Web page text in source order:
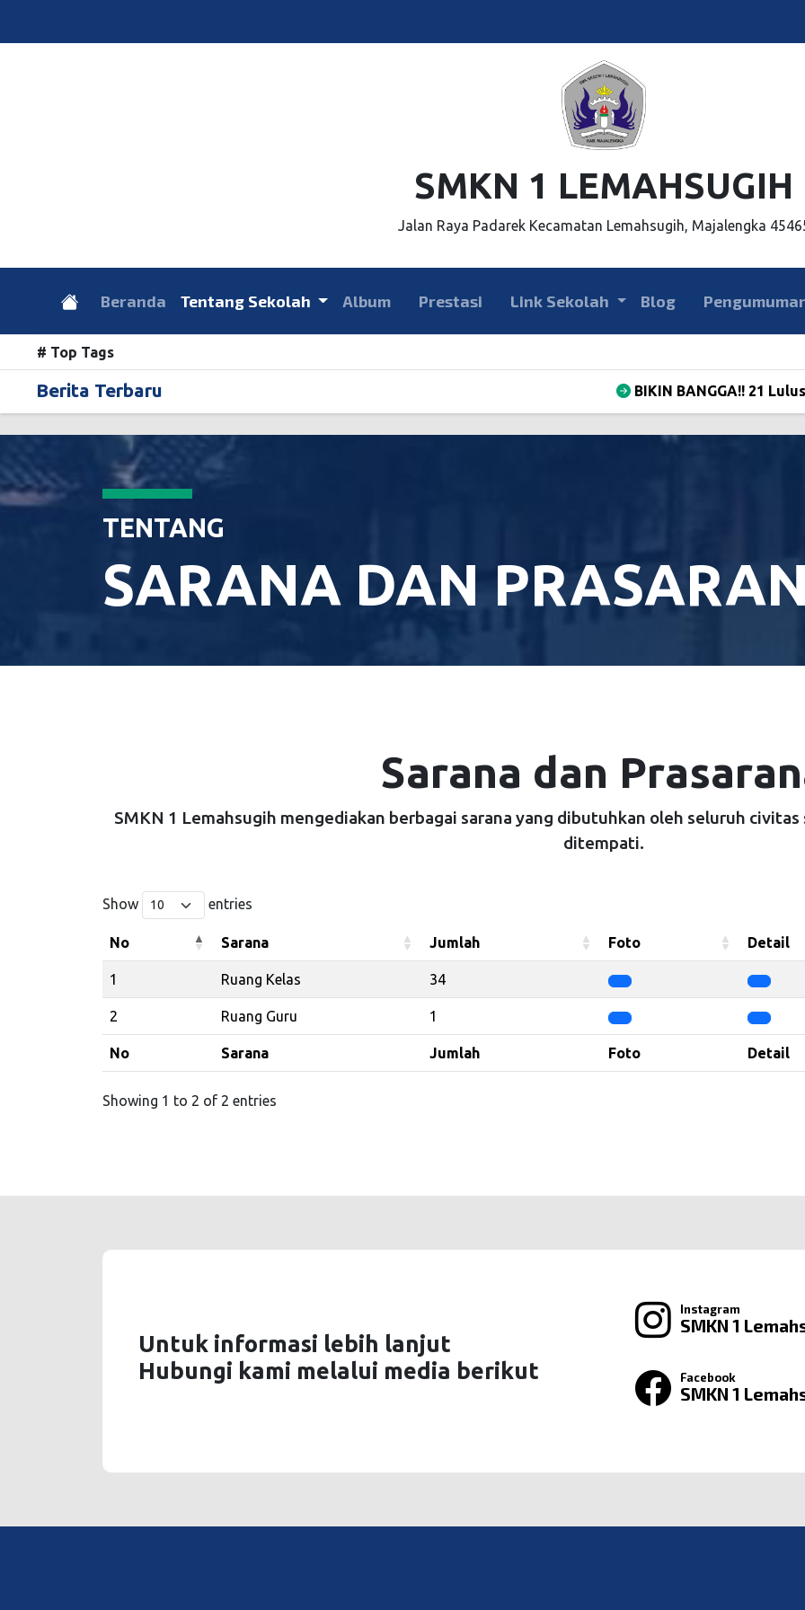
SMKN 1 LEMAHSUGIH
Jalan Raya Padarek Kecamatan Lemahsugih, Majalengka
Beranda Tentang Sekolah Album Prestasi Link Sekolah Blog
# Top Tags
Berita Terbaru BIKIN BANGGA!! 21 Lulusan
TENTANG
SARANA DAN
Sarana dan
SMKN 1 Lemahsugih mengediakan berbagai sarana yang dibutuhkan oleh seluruh
ditempati.
Show entries
No Sarana Jumlah Foto
Detail
No
Sarana Jumlah Foto Detail
No Sarana Jumlah Foto Detail
1 Ruang Kelas 34
2 Ruang Guru 1
No Sarana Jumlah Foto Detail
Showing 1 to 2 of 2 entries
Untuk informasi lebih lanjut
Hubungi kami melalui media berikut
Instagram
SMKN 1
Facebook
SMKN 1